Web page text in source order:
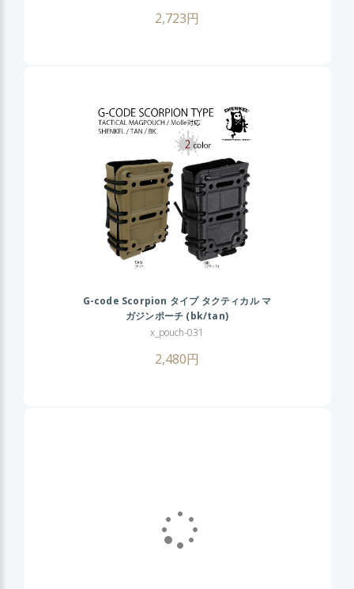
2,723円
G-code Scorpion タイプ タクティカル マ
ガジンポーチ (bk/tan)
x_pouch-031
2,480円